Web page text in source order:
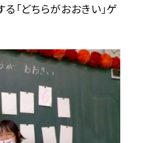
「どちらがおおきい」ゲ